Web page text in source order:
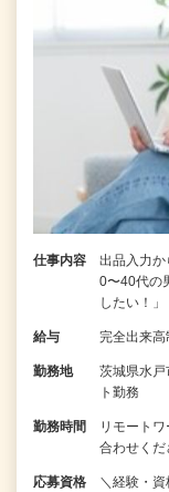
仕事内容
出品入力
0〜40代の
したい！
給与 完全出来高
勤務地
茨城県水
ト勤務
勤務時間
リモート
合わせく
応募資格 ＼経験・